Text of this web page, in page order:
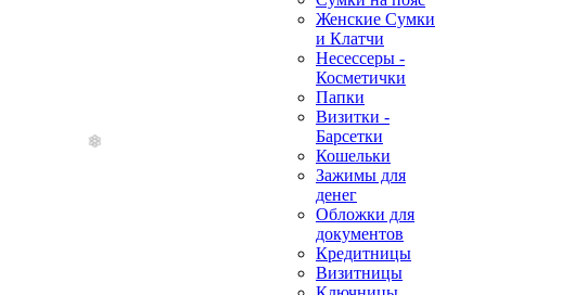
Женские Сумки
и Клатчи
Несессеры -
Косметички
Папки
Визитки -
Барсетки
Кошельки
Зажимы для
денег
Обложки для
документов
Кредитницы
Визитницы